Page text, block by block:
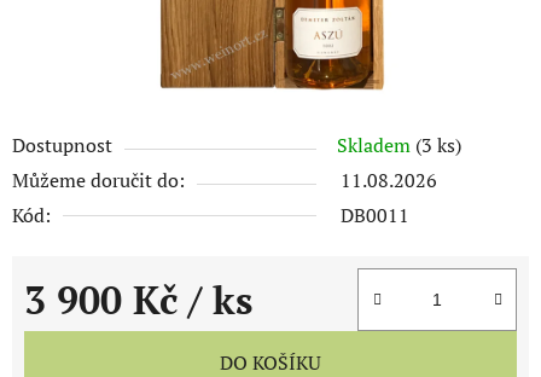
Dostupnost Skladem (3 ks)
Můžeme doručit do:
11.08.2026
Kód:
DB0011
3 900 Kč / ks
Měrná cena:
DO KOŠÍKU